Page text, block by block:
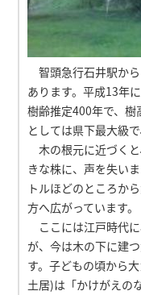
智頭急行石井駅か
あります。平成13年
樹齢推定400年で、
としては県下最大級
木の根元に近づく
きな株に、声を失い
トルほどのところか
方へ広がっています。
ここには江戸時代
が、今は木の下に建
す。子どもの頃から
土居)は「かけがえの